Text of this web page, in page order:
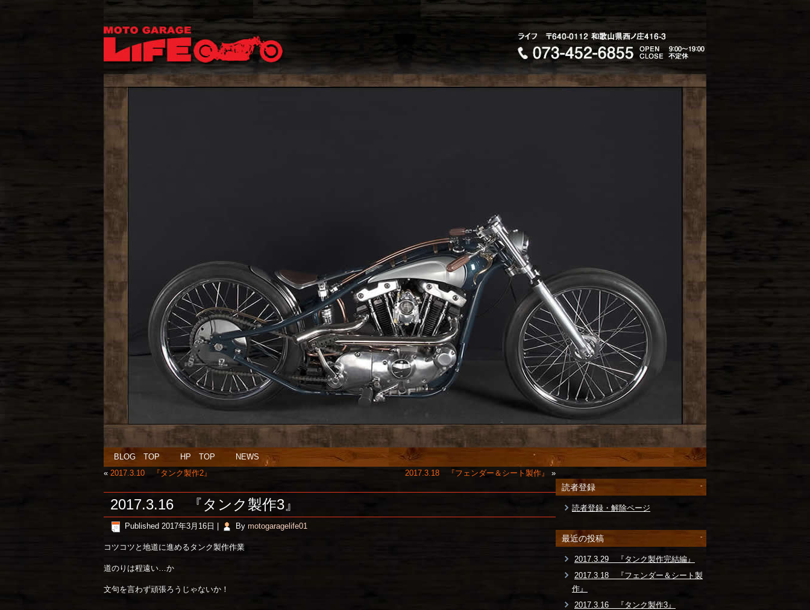
BLOG TOP HP TOP
NEWS
« 2017.3.10 『タンク製作2』 2017.3.18 『フェンダー＆シート製作』 »
2017.3.16 『タンク製作3』
Published 2017年3月16日 By motogaragelife01
コツコツと地道に進めるタンク製作作業
道のりは程遠い…か
文句を言わず頑張ろうじゃないか！
読者登録
読者登録・解除ページ
最近の投稿
2017.3.29 『タンク製作完結編』
2017.3.18 『フェンダー＆シート製
作』
2017.3.16 『タンク製作3』